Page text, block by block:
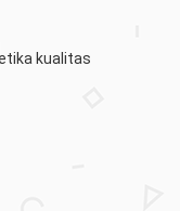
kualitas